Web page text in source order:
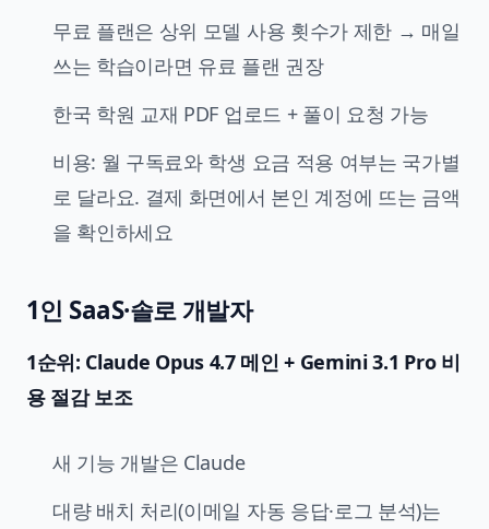
무료 플랜은 상위 모델 사용 횟수가 제한 → 매일
쓰는 학습이라면 유료 플랜 권장
한국 학원 교재 PDF 업로드 + 풀이 요청 가능
비용: 월 구독료와 학생 요금 적용 여부는 국가별
로 달라요. 결제 화면에서 본인 계정에 뜨는 금액
을 확인하세요
1인 SaaS·솔로 개발자
1순위: Claude Opus 4.7 메인 + Gemini 3.1 Pro 비
용 절감 보조
새 기능 개발은 Claude
대량 배치 처리(이메일 자동 응답·로그 분석)는